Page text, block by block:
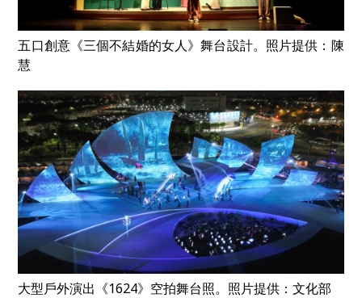
五口創意《三個不結婚的女人》舞台設計。照片提供：陳
慧
大型戶外演出《1624》空拍舞台照。照片提供：文化部